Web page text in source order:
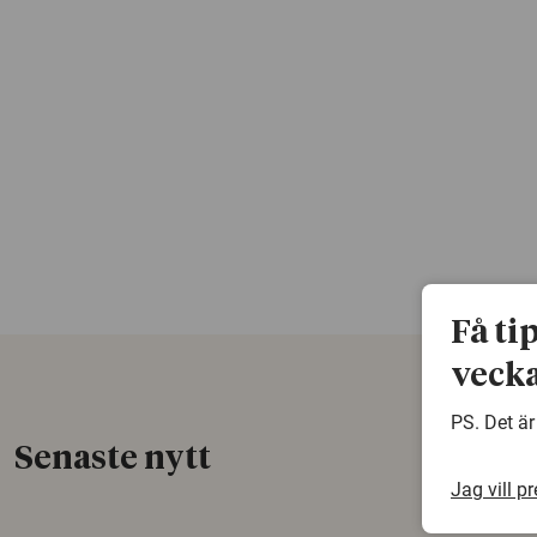
Senaste nytt
Få
PS. Det
Jag vill